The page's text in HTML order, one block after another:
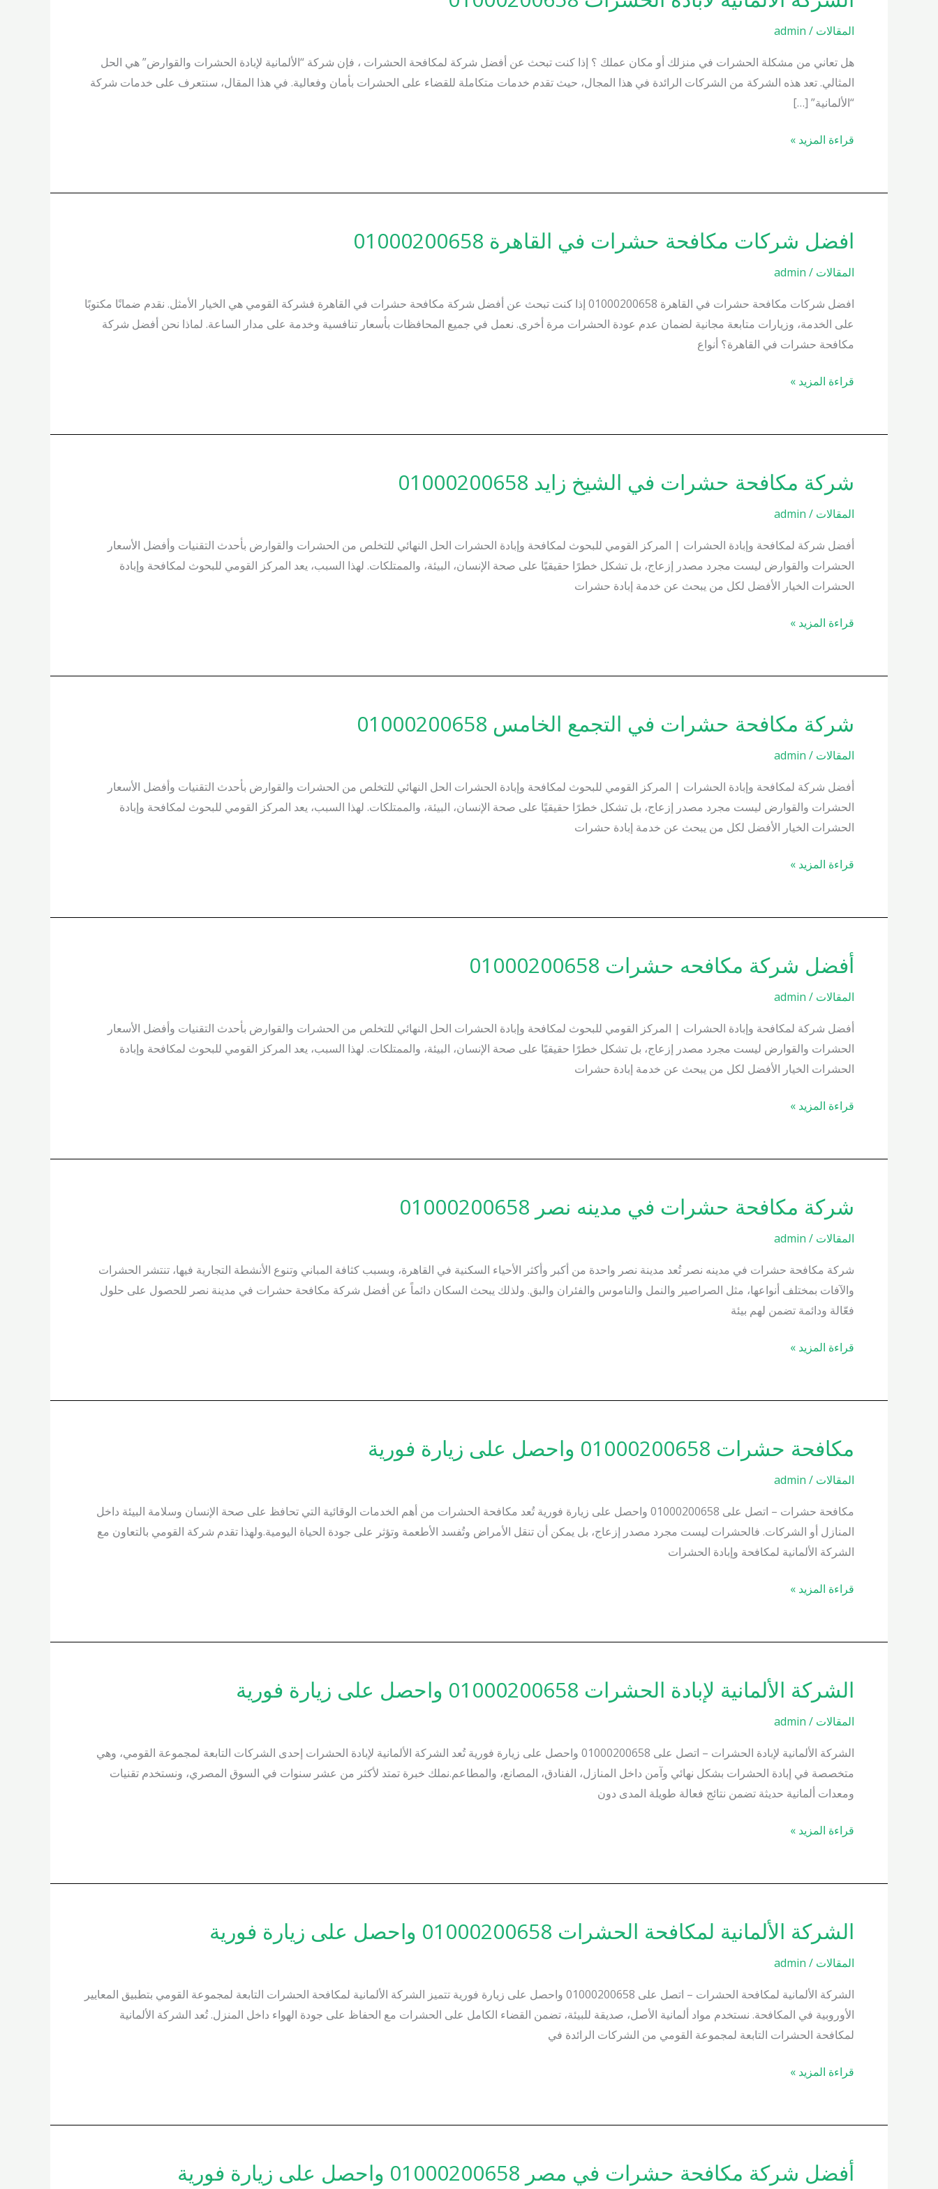
المقالات /
admin
هل تعاني من مشكلة الحشرات في منزلك أو مكان عملك ؟ إذا كنت تبحث عن أفضل شركة لمكافحة الحشرات ، فإن شركة “الألمانية لإبادة الحشرات والقوارض” هي الحل
المثالي. تعد هذه الشركة من الشركات الرائدة في هذا المجال، حيث تقدم خدمات متكاملة للقضاء على الحشرات بأمان وفعالية. في هذا المقال، سنتعرف على خدمات شركة
“الألمانية” […]
لابادة
الحشرات
01000200658
قراءة المزيد »
افضل شركات مكافحة حشرات في القاهرة 01000200658
المقالات /
admin
افضل شركات مكافحة حشرات في القاهرة 01000200658 إذا كنت تبحث عن أفضل شركة مكافحة حشرات في القاهرة فشركة القومي هي الخيار الأمثل. نقدم ضمانًا مكتوبًا
على الخدمة، وزيارات متابعة مجانية لضمان عدم عودة الحشرات مرة أخرى. نعمل في جميع المحافظات بأسعار تنافسية وخدمة على مدار الساعة. لماذا نحن أفضل شركة
مكافحة حشرات في القاهرة؟ أنواع
افضل
مكافحة
حشرات
في
القاهرة
قراءة المزيد »
شركة مكافحة حشرات في الشيخ زايد 01000200658
المقالات /
admin
أفضل شركة لمكافحة وإبادة الحشرات | المركز القومي للبحوث لمكافحة وإبادة الحشرات الحل النهائي للتخلص من الحشرات والقوارض بأحدث التقنيات وأفضل الأسعار
الحشرات والقوارض ليست مجرد مصدر إزعاج، بل تشكل خطرًا حقيقيًا على صحة الإنسان، البيئة، والممتلكات. لهذا السبب، يعد المركز القومي للبحوث لمكافحة وإبادة
الحشرات الخيار الأفضل لكل من يبحث عن خدمة إبادة حشرات
شركة
مكافحة
حشرات
في
الشيخ
زايد
قراءة المزيد »
شركة مكافحة حشرات في التجمع الخامس 01000200658
المقالات /
admin
أفضل شركة لمكافحة وإبادة الحشرات | المركز القومي للبحوث لمكافحة وإبادة الحشرات الحل النهائي للتخلص من الحشرات والقوارض بأحدث التقنيات وأفضل الأسعار
الحشرات والقوارض ليست مجرد مصدر إزعاج، بل تشكل خطرًا حقيقيًا على صحة الإنسان، البيئة، والممتلكات. لهذا السبب، يعد المركز القومي للبحوث لمكافحة وإبادة
الحشرات الخيار الأفضل لكل من يبحث عن خدمة إبادة حشرات
شركة
مكافحة
حشرات
في
التجمع
الخامس
قراءة المزيد »
أفضل شركة مكافحه حشرات 01000200658
المقالات /
admin
أفضل شركة لمكافحة وإبادة الحشرات | المركز القومي للبحوث لمكافحة وإبادة الحشرات الحل النهائي للتخلص من الحشرات والقوارض بأحدث التقنيات وأفضل الأسعار
الحشرات والقوارض ليست مجرد مصدر إزعاج، بل تشكل خطرًا حقيقيًا على صحة الإنسان، البيئة، والممتلكات. لهذا السبب، يعد المركز القومي للبحوث لمكافحة وإبادة
الحشرات الخيار الأفضل لكل من يبحث عن خدمة إبادة حشرات
أفضل
مكافحه
حشرات
01000200658
قراءة المزيد »
شركة مكافحة حشرات في مدينه نصر 01000200658
المقالات /
admin
شركة مكافحة حشرات في مدينه نصر تُعد مدينة نصر واحدة من أكبر وأكثر الأحياء السكنية في القاهرة، وبسبب كثافة المباني وتنوع الأنشطة التجارية فيها، تنتشر الحشرات
والآفات بمختلف أنواعها، مثل الصراصير والنمل والناموس والفئران والبق. ولذلك يبحث السكان دائماً عن أفضل شركة مكافحة حشرات في مدينة نصر للحصول على حلول
فعّالة ودائمة تضمن لهم بيئة
شركة
مكافحة
حشرات
مدينه
نصر
قراءة المزيد »
مكافحة حشرات 01000200658 واحصل على زيارة فورية
المقالات /
admin
مكافحة حشرات – اتصل على 01000200658 واحصل على زيارة فورية تُعد مكافحة الحشرات من أهم الخدمات الوقائية التي تحافظ على صحة الإنسان وسلامة البيئة داخل
المنازل أو الشركات. فالحشرات ليست مجرد مصدر إزعاج، بل يمكن أن تنقل الأمراض وتُفسد الأطعمة وتؤثر على جودة الحياة اليومية.ولهذا تقدم شركة القومي بالتعاون مع
الشركة الألمانية لمكافحة وإبادة الحشرات
مكافحة
01000200658
واحصل
على
زيارة
قراءة المزيد »
الشركة الألمانية لإبادة الحشرات 01000200658 واحصل على زيارة فورية
المقالات /
admin
الشركة الألمانية لإبادة الحشرات – اتصل على 01000200658 واحصل على زيارة فورية تُعد الشركة الألمانية لإبادة الحشرات إحدى الشركات التابعة لمجموعة القومي، وهي
متخصصة في إبادة الحشرات بشكل نهائي وآمن داخل المنازل، الفنادق، المصانع، والمطاعم.نملك خبرة تمتد لأكثر من عشر سنوات في السوق المصري، ونستخدم تقنيات
ومعدات ألمانية حديثة تضمن نتائج فعالة طويلة المدى دون
الشركة
لإبادة
الحشرات
01000200658
واحصل
زيارة
قراءة المزيد »
الشركة الألمانية لمكافحة الحشرات 01000200658 واحصل على زيارة فورية
المقالات /
admin
الشركة الألمانية لمكافحة الحشرات – اتصل على 01000200658 واحصل على زيارة فورية تتميز الشركة الألمانية لمكافحة الحشرات التابعة لمجموعة القومي بتطبيق المعايير
الأوروبية في المكافحة. نستخدم مواد ألمانية الأصل، صديقة للبيئة، تضمن القضاء الكامل على الحشرات مع الحفاظ على جودة الهواء داخل المنزل. تُعد الشركة الألمانية
لمكافحة الحشرات التابعة لمجموعة القومي من الشركات الرائدة في
الشركة
لمكافحة
الحشرات
01000200658
واحصل
زيارة
قراءة المزيد »
أفضل شركة مكافحة حشرات في مصر 01000200658 واحصل على زيارة فورية
أفضل